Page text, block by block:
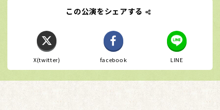
この公演をシェアする
X(twitter) facebook LINE